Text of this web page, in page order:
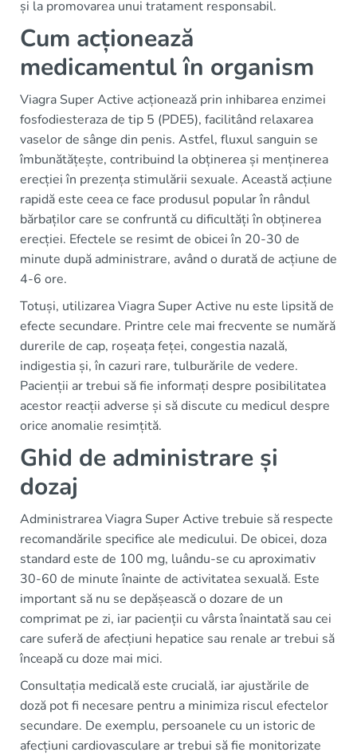
și la promovarea unui tratament responsabil.
Cum acționează
medicamentul în organism
Viagra Super Active acționează prin inhibarea enzimei
fosfodiesteraza de tip 5 (PDE5), facilitând relaxarea
vaselor de sânge din penis. Astfel, fluxul sanguin se
îmbunătățește, contribuind la obținerea și menținerea
erecției în prezența stimulării sexuale. Această acțiune
rapidă este ceea ce face produsul popular în rândul
bărbaților care se confruntă cu dificultăți în obținerea
erecției. Efectele se resimt de obicei în 20-30 de
minute după administrare, având o durată de acțiune de
4-6 ore.
Totuși, utilizarea Viagra Super Active nu este lipsită de
efecte secundare. Printre cele mai frecvente se numără
durerile de cap, roșeața feței, congestia nazală,
indigestia și, în cazuri rare, tulburările de vedere.
Pacienții ar trebui să fie informați despre posibilitatea
acestor reacții adverse și să discute cu medicul despre
orice anomalie resimțită.
Ghid de administrare și
dozaj
Administrarea Viagra Super Active trebuie să respecte
recomandările specifice ale medicului. De obicei, doza
standard este de 100 mg, luându-se cu aproximativ
30-60 de minute înainte de activitatea sexuală. Este
important să nu se depășească o dozare de un
comprimat pe zi, iar pacienții cu vârsta înaintată sau cei
care suferă de afecțiuni hepatice sau renale ar trebui să
înceapă cu doze mai mici.
Consultația medicală este crucială, iar ajustările de
doză pot fi necesare pentru a minimiza riscul efectelor
secundare. De exemplu, persoanele cu un istoric de
afecțiuni cardiovasculare ar trebui să fie monitorizate